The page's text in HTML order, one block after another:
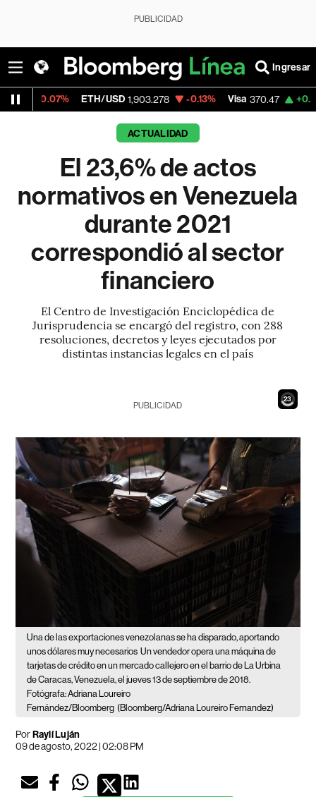
PUBLICIDAD
Ingresar
ETH/USD 1,903.278 -0.13% Visa 370.47 +0.52%
ACTUALIDAD
El 23,6% de actos
normativos en Venezuela
durante 2021
correspondió al sector
financiero
El Centro de Investigación Enciclopédica de
Jurisprudencia se encargó del registro, con 288
resoluciones, decretos y leyes ejecutados por
distintas instancias legales en el país
21
PUBLICIDAD
Una de las exportaciones venezolanas se ha disparado, aportando
unos dólares muy necesarios Un vendedor opera una máquina de
tarjetas de crédito en un mercado callejero en el barrio de La Urbina
de Caracas, Venezuela, el jueves 13 de septiembre de 2018.
Fotógrafa: Adriana Loureiro
Fernández/Bloomberg (Bloomberg/Adriana Loureiro Fernandez)
PorRaylí Luján
09 de agosto, 2022 | 02:08 PM